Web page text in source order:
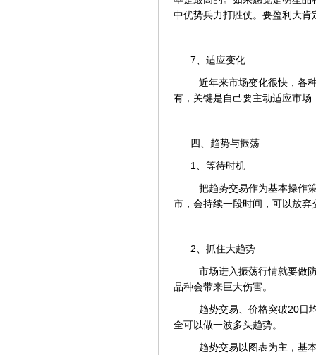
中优势兵力打胜仗。要盈利大
7、适应变化
近年来市场变化很快，各
有，关键是自己要主动适应市
四、趋势与振荡
1、等待时机
把趋势交易作为基本操作
市，会持续一段时间，可以放
2、抓住大趋势
市场进入振荡行情就要做
品种会带来巨大伤害。
趋势交易、价格突破20日
全可以做一波多头趋势。
趋势交易以图表为主，基